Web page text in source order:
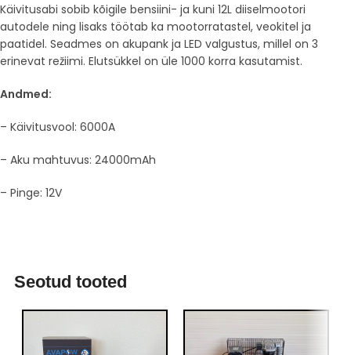
Käivitusabi sobib kõigile bensiini- ja kuni 12L diiselmootori
autodele ning lisaks töötab ka mootorratastel, veokitel ja
paatidel. Seadmes on akupank ja LED valgustus, millel on 3
erinevat režiimi. Elutsükkel on üle 1000 korra kasutamist.
Andmed:
– Käivitusvool: 6000A
– Aku mahtuvus: 24000mAh
– Pinge: 12V
Seotud tooted